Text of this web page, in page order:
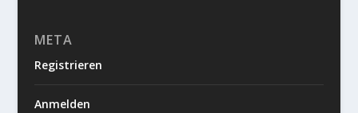
META
Registrieren
Anmelden